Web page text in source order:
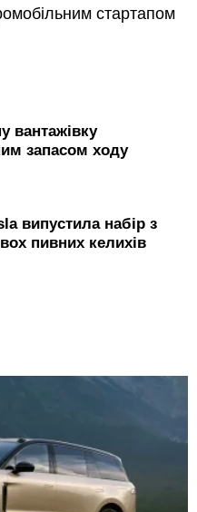
стартапом
вантажівку
запасом ходу
випустила набір з
пивних келихів